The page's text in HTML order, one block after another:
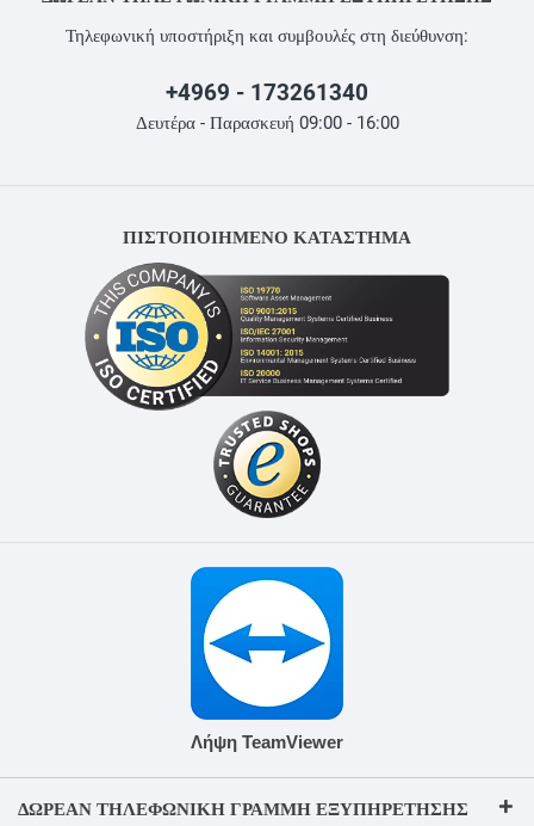
Τηλεφωνική υποστήριξη και συμβουλές στη διεύθυνση:
+4969 - 173261340
Δευτέρα - Παρασκευή 09:00 - 16:00
ΠΙΣΤΟΠΟΙΗΜΕΝΟ ΚΑΤΑΣΤΗΜΑ
Λήψη TeamViewer
ΔΩΡΕΆΝ ΤΗΛΕΦΩΝΙΚΉ ΓΡΑΜΜΉ ΕΞΥΠΗΡΈΤΗΣΗΣ